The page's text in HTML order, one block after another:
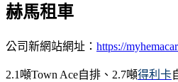
赫馬租車
公司新網站網址： https://
2.1噸Town Ace自排 、 2.7噸得利卡